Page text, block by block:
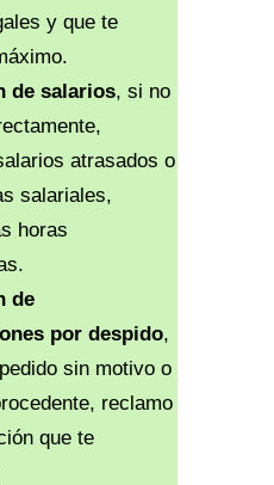
y que te
de salarios, si no
atrasados o
salariales,
horas
de
por despido,
sin motivo o
reclamo
que te